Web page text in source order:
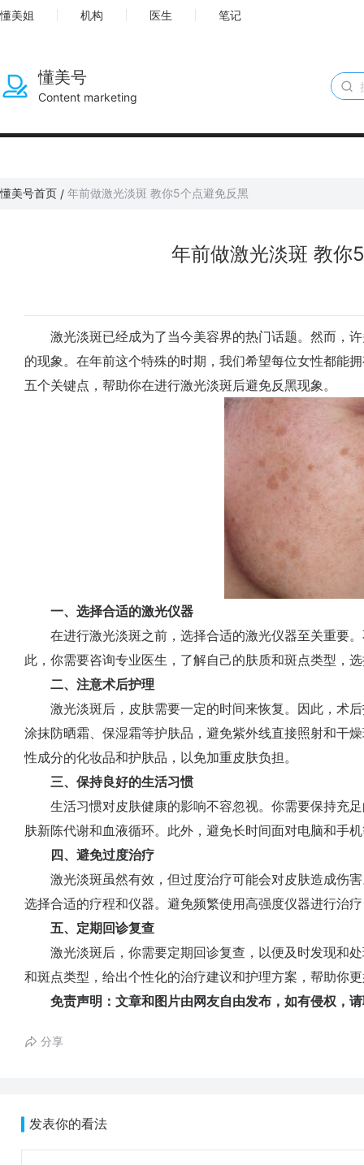
懂美姐 机构 医生 笔记
懂美号
Content marketing
懂美号首页 / 年前做激光淡斑 教你5个点避免反黑
年前做激光淡斑 教你
激光淡斑已经成为了当今美容界的热门话题。然而，许
的现象。在年前这个特殊的时期，我们希望每位女性都能
五个关键点，帮助你在进行激光淡斑后避免反黑现象。
一、选择合适的激光仪器
在进行激光淡斑之前，选择合适的激光仪器至关重要。
此，你需要咨询专业医生，了解自己的肤质和斑点类型，
二、注意术后护理
激光淡斑后，皮肤需要一定的时间来恢复。因此，术后
涂抹防晒霜、保湿霜等护肤品，避免紫外线直接照射和干
性成分的化妆品和护肤品，以免加重皮肤负担。
三、保持良好的生活习惯
生活习惯对皮肤健康的影响不容忽视。你需要保持充足
肤新陈代谢和血液循环。此外，避免长时间面对电脑和手
四、避免过度治疗
激光淡斑虽然有效，但过度治疗可能会对皮肤造成伤害
选择合适的疗程和仪器。避免频繁使用高强度仪器进行治
五、定期回诊复查
激光淡斑后，你需要定期回诊复查，以便及时发现和处
和斑点类型，给出个性化的治疗建议和护理方案，帮助你
免责声明：文章和图片由网友自由发布，如有侵权，请
分享
发表你的看法